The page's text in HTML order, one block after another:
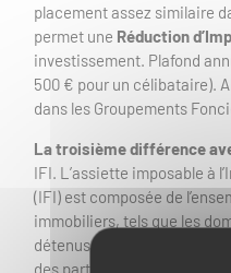
placement assez similaire
permet une Réduction
investissement. Plafond
500 € pour un célibataire).
dans les Groupements
La troisième différence
IFI. L’assiette imposable à
(IFI) est composée de
immobiliers, tels que les
détenus directement ou
des parts de SEP (Société